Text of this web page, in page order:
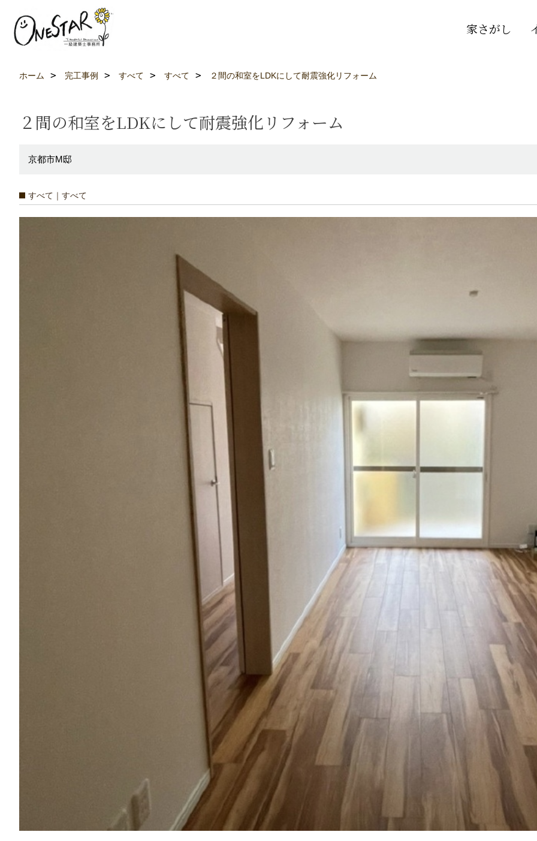
家さがし
ホーム 完工事例 すべて すべて ２間の和室をLDKにして耐震強化リフォーム
２間の和室をLDKにして耐震強化リフォーム
京都市M邸
すべて｜すべて